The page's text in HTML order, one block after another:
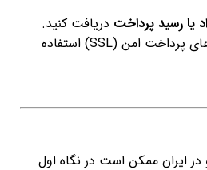
یا رسید پرداخت دریافت کنید.
برای اطمینان، از درگاه‌های پرداخت امن (SSL) استفاده
در ایران ممکن است در نگاه اول